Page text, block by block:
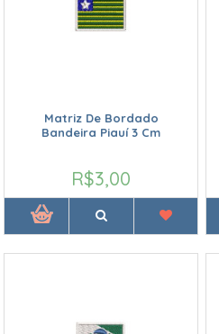
Matriz De Bordado
Bandeira Piauí 3 Cm
R$3,00